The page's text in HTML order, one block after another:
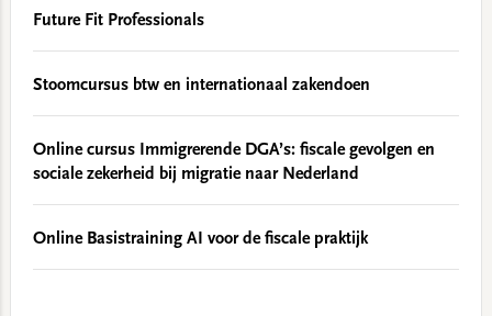
Future Fit Professionals
Stoomcursus btw en internationaal zakendoen
Online cursus Immigrerende DGA’s: fiscale gevolgen en
sociale zekerheid bij migratie naar Nederland
Online Basistraining AI voor de fiscale praktijk